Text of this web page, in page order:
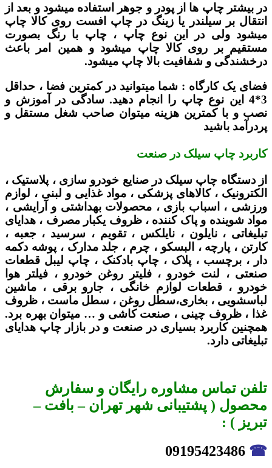
در بیشتر چاپ ها از پودر و جوهر استفاده میشود و بعد از
انتقال بر سیلندر یا زینگ در چاپ افست روی کالا چاپ
میشود ولی در این نوع چاپ ، چاپ با رنگ بصورت
مستقیم بر روی کالا چاپ میشود و همین امر باعث
درخشندگی و شفافیت بالا چاپ میشود.
فضای یک کارگاه : شما میتوانید در کمترین فضا ، حداقل
3*4 این نوع چاپ را انجام دهید. سادگی در آموزش و
نصب و با کمترین هزینه میتوان صاحب شغل مستقل و
پردرآمد باشید
کاربرد چاپ سیلک در صنعت
از دستگاه چاپ سیلک در صنایع خودرو سازی ، پلاستیک ،
الکترونیک ، کالاهای پزشکی ، مواد غذایی و لبنی ، لوازم
ورزشی ، اسباب بازی ، محصولات بهداشتی و آرایشی ،
مواد شوینده و پاک کننده ، ظروف یکبار مصرف ، هدایای
تبلیغاتی ، نایلون ، نایلکس ، تقویم ، سرسید ، جعبه ،
کارتن ، پارچه ، البسکو ، چرم ، جلد مدارک ، پوشه دکمه
دار ، برچسب ، پلاک ، چاپ بادکنک ، چاپ لیبل قطعات
صنعتی ، لنت خودرو ، فلیتر روغن خودرو ، فیلتر هوا
خودرو ، قطعات لوازم خانگی ، جارو برقی ، ماشین
لباسشویی ، بخاری،سطل روغن ، سطل ماست ، ظروف
غذا ، ظروف چینی ، صنعت کاشی و … میتوان بهره برد.
همچنین کاربرد بسیاری در صنعت و در بازار چاپ هدایای
تبلیغاتی دارد.
تلفن تماس مشاوره رایگان و سفارش
محصول ( پشتیبانی شهر تهران – بافت –
تبریز ) :
☎